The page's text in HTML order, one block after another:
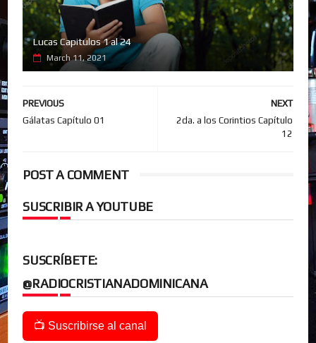
Lucas Capitulos 1 al 24
March 11, 2021
NEXT
2da. a los Corintios Capítulo
12
PREVIOUS
Gálatas Capítulo 01
POST A COMMENT
SUSCRIBIR A YOUTUBE
SUSCRÍBETE:
@RADIOCRISTIANADOMINICANA
📺 Suscribirse al canal